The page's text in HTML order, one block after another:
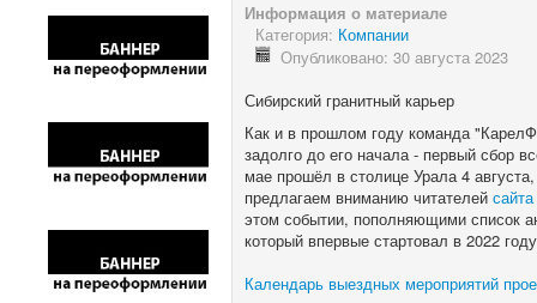
Информация о материале
Категория: Компании
Опубликовано: 30 августа 2023
Сибирский гранитный карьер
Как и в прошлом году команда
задолго до его начала - первый сбор
мае прошёл в столице Урала 4
предлагаем вниманию читателей
этом событии, пополняющими список
который впервые стартовал в 2022
Календарь выездных мероприятий